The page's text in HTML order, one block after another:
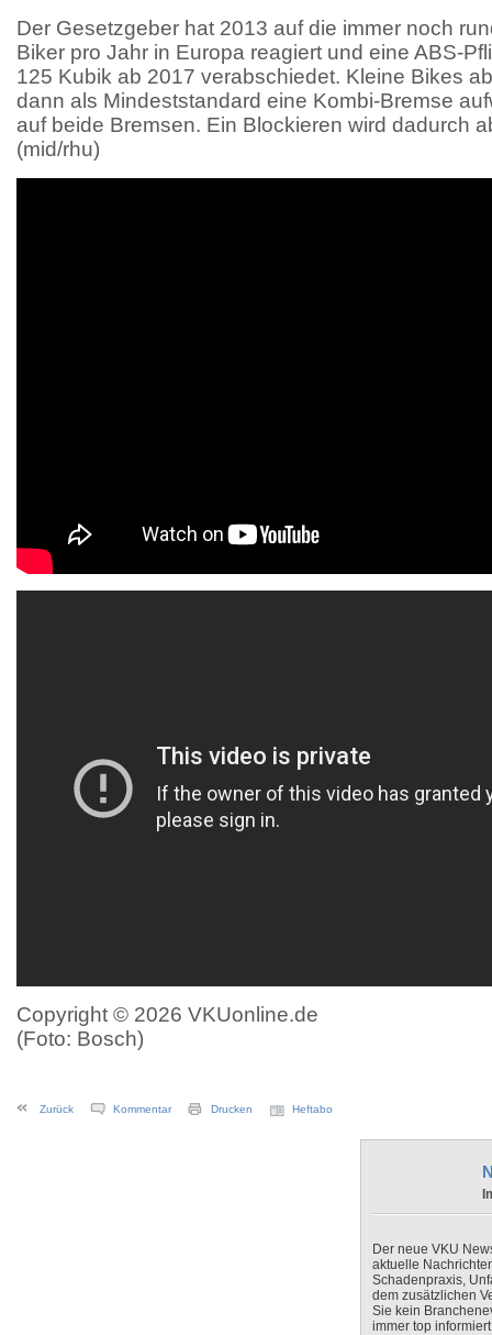
Der Gesetzgeber hat 2013 auf die immer noch
Biker pro Jahr in Europa reagiert und eine ABS-
125 Kubik ab 2017 verabschiedet. Kleine Bikes
dann als Mindeststandard eine Kombi-Bremse
auf beide Bremsen. Ein Blockieren wird dadurch
(mid/rhu)
Copyright © 2026 VKUonline.de
(Foto: Bosch)
Zurück Kommentar Drucken Heftabo
Der neue VKU
aktuelle
Schadenpraxis,
dem zusätzlichen
Sie kein
immer top